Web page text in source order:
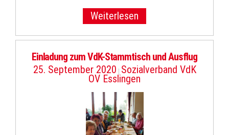
Weiterlesen
Einladung zum VdK-Stammtisch und Ausflug
25. September 2020 | Sozialverband VdK
OV Esslingen